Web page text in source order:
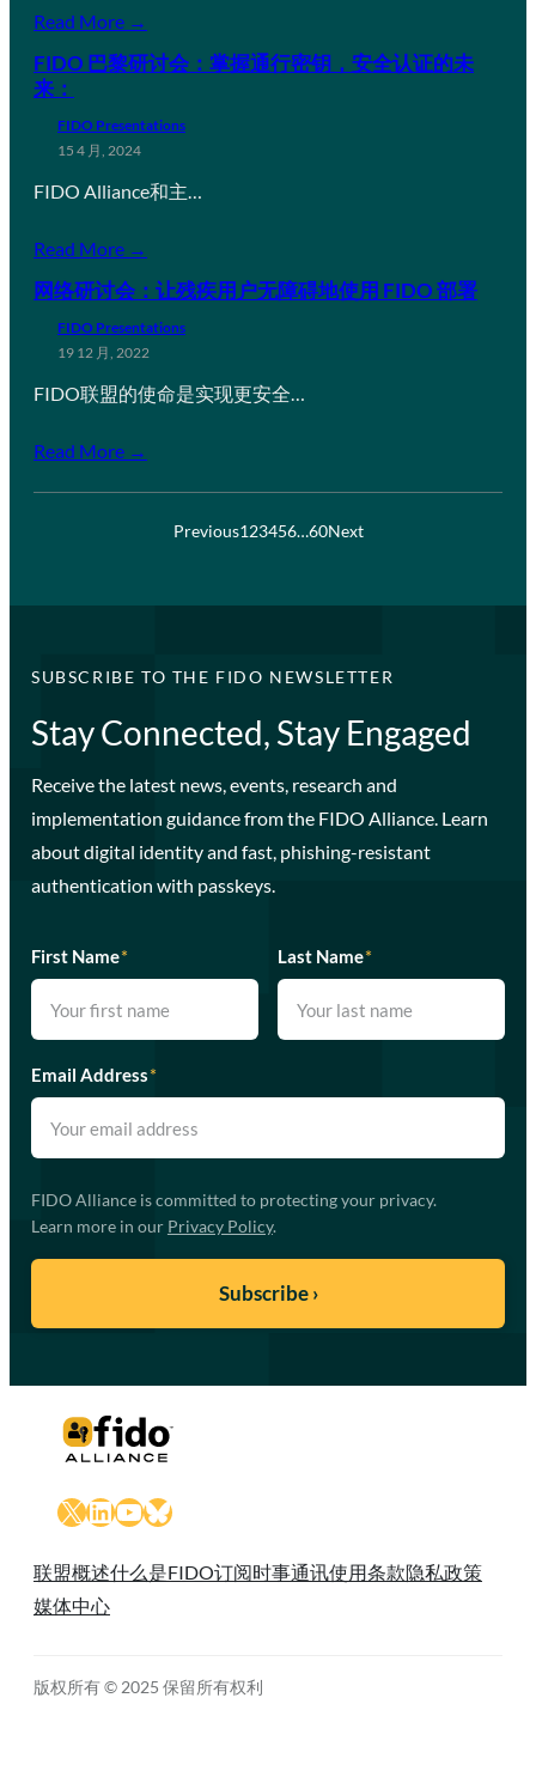
Read More →
FIDO 巴黎研讨会：掌握通行密钥，安全认证的未
来：
FIDO Presentations
15 4 月, 2024
FIDO Alliance和主…
Read More →
网络研讨会：让残疾用户无障碍地使用 FIDO 部署
FIDO Presentations
19 12 月, 2022
FIDO联盟的使命是实现更安全…
Read More →
Previous123456…60Next
SUBSCRIBE TO THE FIDO NEWSLETTER
Stay Connected, Stay Engaged
Receive the latest news, events, research and
implementation guidance from the FIDO Alliance. Learn
about digital identity and fast, phishing-resistant
authentication with passkeys.
First Name* Last Name*
Email Address*
FIDO Alliance is committed to protecting your privacy.
Learn more in our Privacy Policy.
X LinkedIn
YouTube
Bluesky
联盟概述什么是FIDO订阅时事通讯使用条款隐私政策
媒体中心
版权所有 © 2025 保留所有权利